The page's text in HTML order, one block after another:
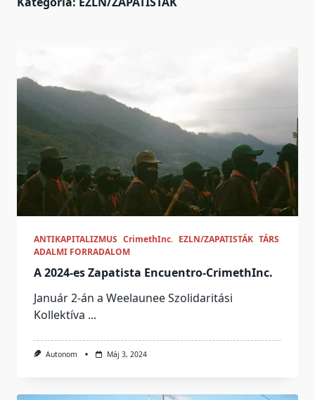
ANTIKAPITALIZMUS CrimethInc. EZLN/ZAPATISTÁK TÁRS
ADALMI FORRADALOM
A 2024-es Zapatista Encuentro-CrimethInc.
Január 2-án a Weelaunee Szolidaritási
Kollektíva ...
Autonom Máj 3, 2024